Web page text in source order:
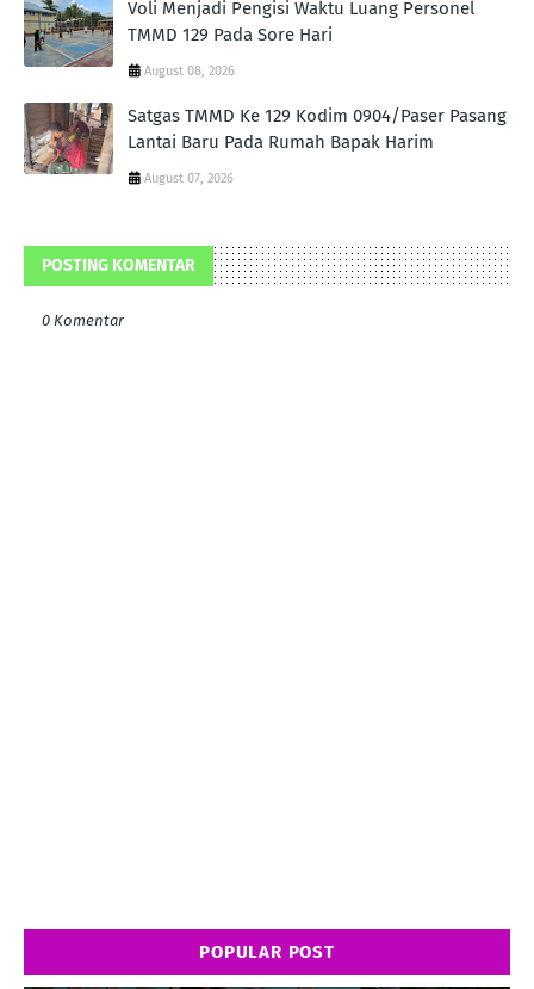
Voli Menjadi Pengisi Waktu Luang Personel
TMMD 129 Pada Sore Hari
August 08, 2026
Satgas TMMD Ke 129 Kodim 0904/Paser Pasang
Lantai Baru Pada Rumah Bapak Harim
August 07, 2026
POSTING KOMENTAR
0 Komentar
POPULAR POST